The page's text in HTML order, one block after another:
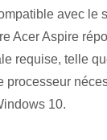
avec le
Acer Aspire
requise, telle
processeur
10.